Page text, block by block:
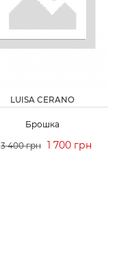
LUISA CERANO
Брошка
3 400 грн 1 700 грн